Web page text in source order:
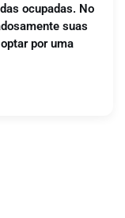
ocupadas. No
suas
por uma